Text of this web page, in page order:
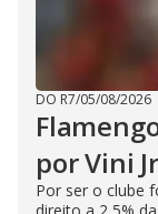
DO R7/05/08/2026
por Vini
Por ser o clube